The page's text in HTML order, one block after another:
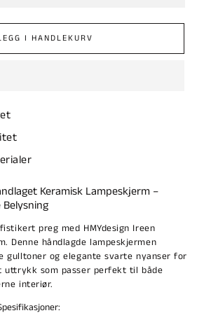
I HANDLEKURV
Keramisk Lampeskjerm –
preg med HMYdesign Ireen
Denne håndlagde lampeskjermen
gulltoner og elegante svarte nyanser for
uttrykk som passer perfekt til både
interiør.